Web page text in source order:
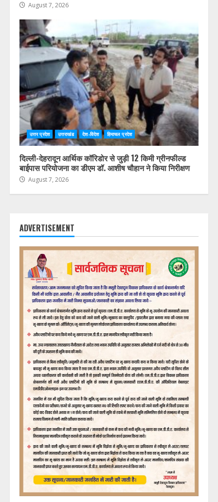
August 7, 2026
उत्तर प्रदेश उत्तराखंड देश-विदेश हिमाचल प्रदेश
दिल्ली-देहरादून आर्थिक कॉरिडोर से जुड़ी 12 किमी ग्रीनफील्ड
बाईपास परियोजना का डीएम डॉ. आशीष चौहान ने किया निरीक्षण
August 7, 2026
ADVERTISEMENT